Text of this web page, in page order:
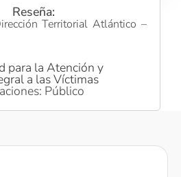
Reseña:
Territorial Atlántico –
para la Atención y
a las Víctimas
Público